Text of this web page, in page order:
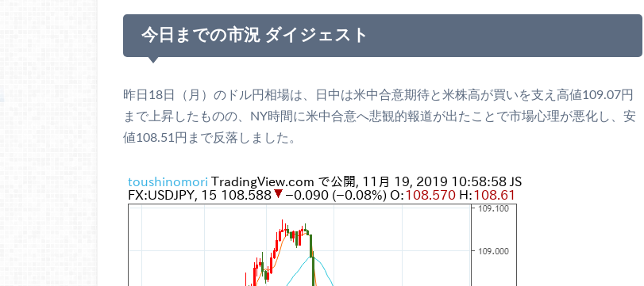
今日までの市況 ダイジェスト
昨日18日（月）のドル円相場は、日中は米中合意期待と米株高が買いを支え高値109.07円
まで上昇したものの、NY時間に米中合意へ悲観的報道が出たことで市場心理が悪化し、安
値108.51円まで反落しました。